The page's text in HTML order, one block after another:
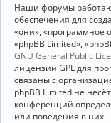
Наши форумы
обеспечения для
«они», «программное
«phpBB Limited»,
GNU General Public
лицензии GPL для
связаны с
phpBB Limited не
конференций
или поведения в них.